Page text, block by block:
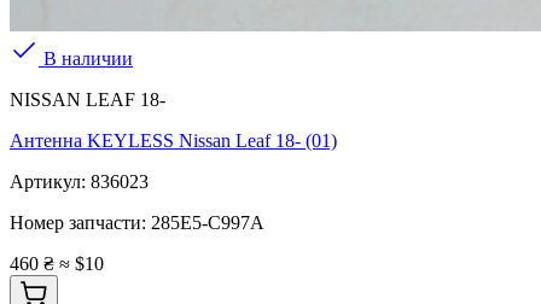
В наличии
NISSAN LEAF 18-
Антенна KEYLESS Nissan Leaf 18- (01)
Артикул: 836023
Номер запчасти: 285E5-C997A
460 ₴ ≈ $10